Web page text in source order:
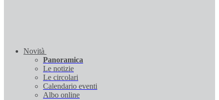
Novità
Panoramica
Le notizie
Le circolari
Calendario eventi
Albo online